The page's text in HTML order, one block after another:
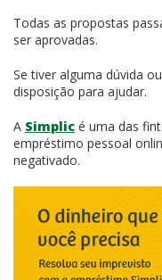
Todas as propostas
ser aprovadas.
Se tiver alguma dúvida
disposição para ajudar.
A Simplic é uma das
empréstimo pessoal
negativado.